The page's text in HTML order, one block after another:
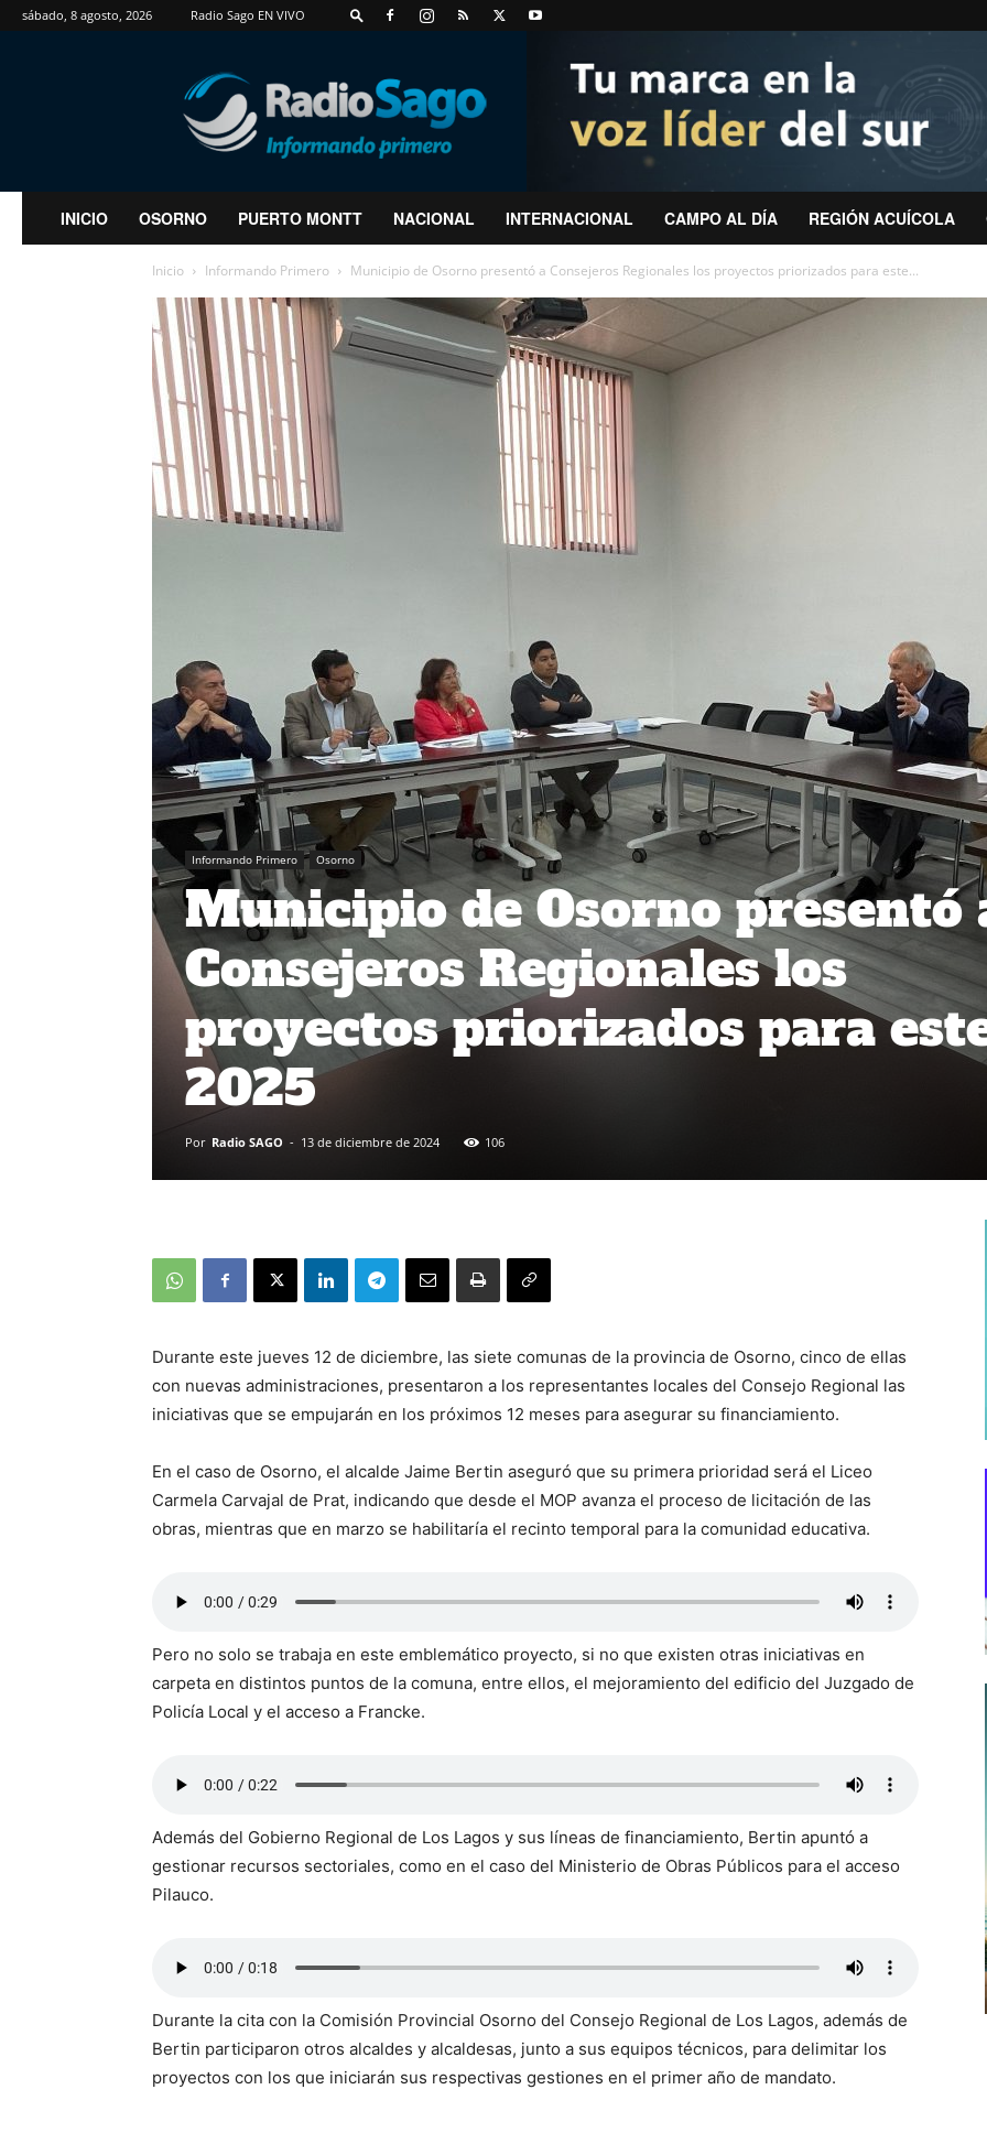
sábado, 8 agosto, 2026 Radio Sago EN VIVO
RadioSago
INICIO OSORNO PUERTO MONTT NACIONAL INTERNACIONAL CAMPO AL DÍA REGIÓN ACUÍCOLA
Inicio Informando Primero Municipio de Osorno presentó a Consejeros Regionales los proyectos priorizados para este...
Informando Primero Osorno
Municipio de Osorno presentó
Consejeros Regionales los
proyectos priorizados para
2025
Por Radio SAGO - 13 de diciembre de 2024 106
Durante este jueves 12 de diciembre, las siete comunas de la provincia de Osorno, cinco de ellas
con nuevas administraciones, presentaron a los representantes locales del Consejo Regional las
iniciativas que se empujarán en los próximos 12 meses para asegurar su financiamiento.
En el caso de Osorno, el alcalde Jaime Bertin aseguró que su primera prioridad será el Liceo
Carmela Carvajal de Prat, indicando que desde el MOP avanza el proceso de licitación de las
obras, mientras que en marzo se habilitaría el recinto temporal para la comunidad educativa.
Pero no solo se trabaja en este emblemático proyecto, si no que existen otras iniciativas en
carpeta en distintos puntos de la comuna, entre ellos, el mejoramiento del edificio del Juzgado de
Policía Local y el acceso a Francke.
Además del Gobierno Regional de Los Lagos y sus líneas de financiamiento, Bertin apuntó a
gestionar recursos sectoriales, como en el caso del Ministerio de Obras Públicos para el acceso
Pilauco.
Durante la cita con la Comisión Provincial Osorno del Consejo Regional de Los Lagos, además de
Bertin participaron otros alcaldes y alcaldesas, junto a sus equipos técnicos, para delimitar los
proyectos con los que iniciarán sus respectivas gestiones en el primer año de mandato.